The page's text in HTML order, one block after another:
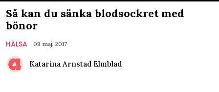
Så kan du sänka blodsockret med
bönor
HÄLSA 09 maj, 2017
Katarina Arnstad Elmblad